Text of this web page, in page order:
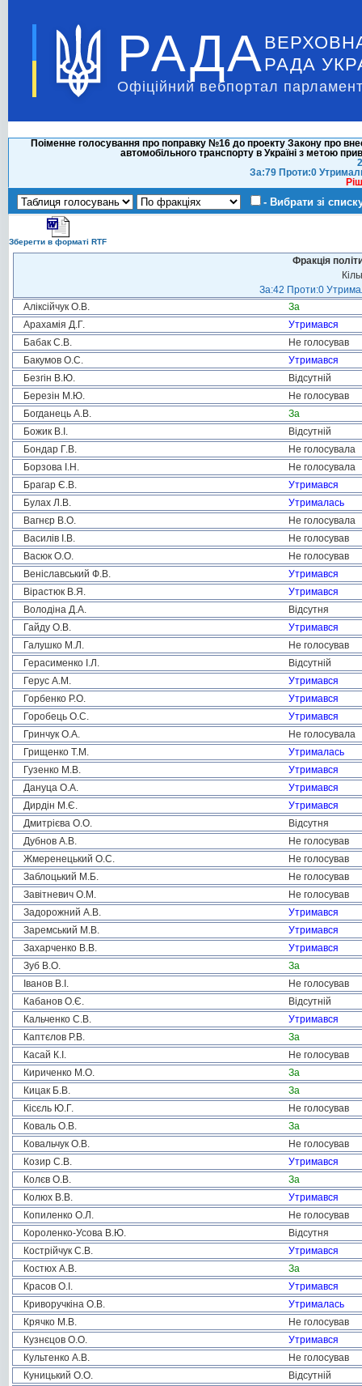
РАДА РАДА
Офіційний вебпортал
Поіменне голосування про поправку №16 до проекту Закону про
автомобільного транспорту в Україні з метою
За:79 Проти:0
- Вибрати зі
Зберегти в форматі RTF
Фракція
За:42 Проти:0
Аліксійчук О.В.
За
Арахамія Д.Г.
Утримався
Бабак С.В.
Не голосував
Бакумов О.С.
Утримався
Безгін В.Ю.
Відсутній
Березін М.Ю.
Не голосував
Богданець А.В.
За
Божик В.І.
Відсутній
Бондар Г.В.
Не голосувала
Борзова І.Н.
Не голосувала
Брагар Є.В.
Утримався
Булах Л.В.
Утрималась
Вагнєр В.О.
Не голосувала
Василів І.В.
Не голосував
Васюк О.О.
Не голосував
Веніславський Ф.В.
Утримався
Вірастюк В.Я.
Утримався
Володіна Д.А.
Відсутня
Гайду О.В.
Утримався
Галушко М.Л.
Не голосував
Герасименко І.Л.
Відсутній
Герус А.М.
Утримався
Горбенко Р.О.
Утримався
Горобець О.С.
Утримався
Гринчук О.А.
Не голосувала
Грищенко Т.М.
Утрималась
Гузенко М.В.
Утримався
Дануца О.А.
Утримався
Дирдін М.Є.
Утримався
Дмитрієва О.О.
Відсутня
Дубнов А.В.
Не голосував
Жмеренецький О.С.
Не голосував
Заблоцький М.Б.
Не голосував
Завітневич О.М.
Не голосував
Задорожний А.В.
Утримався
Заремський М.В.
Утримався
Захарченко В.В.
Утримався
Зуб В.О.
За
Іванов В.І.
Не голосував
Кабанов О.Є.
Відсутній
Кальченко С.В.
Утримався
Каптєлов Р.В.
За
Касай К.І.
Не голосував
Кириченко М.О.
За
Кицак Б.В.
За
Кісєль Ю.Г.
Не голосував
Коваль О.В.
За
Ковальчук О.В.
Не голосував
Козир С.В.
Утримався
Колєв О.В.
За
Колюх В.В.
Утримався
Копиленко О.Л.
Не голосував
Короленко-Усова В.Ю.
Відсутня
Кострійчук С.В.
Утримався
Костюх А.В.
За
Красов О.І.
Утримався
Криворучкіна О.В.
Утрималась
Крячко М.В.
Не голосував
Кузнєцов О.О.
Утримався
Культенко А.В.
Не голосував
Куницький О.О.
Відсутній